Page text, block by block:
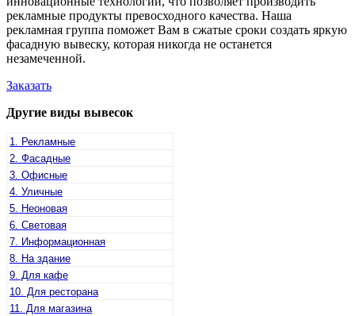
рекламные продукты превосходного качества. Наша
рекламная группа поможет Вам в сжатые сроки создать яркую
фасадную вывеску, которая никогда не останется
незамеченной.
Заказать
Другие виды вывесок
1. Рекламные
2. Фасадные
3. Офисные
4. Уличные
5. Неоновая
6. Световая
7. Информационная
8. На здание
9. Для кафе
10. Для ресторана
11. Для магазина